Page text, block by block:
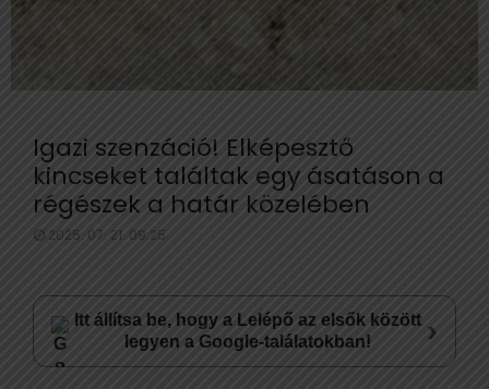
Igazi szenzáció! Elképesztő
kincseket találtak egy ásatáson a
régészek a határ közelében
2025. 07. 21. 09:25
Itt állítsa be, hogy a Lelépő az elsők között
legyen a Google-találatokban!
›